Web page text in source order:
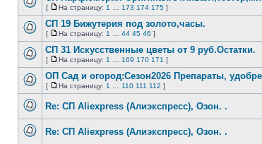
Нет
непрочитанных
сообщений
[
На
страницу
На страницу: 1 173 174 175 ]
Нет
непрочитанных
сообщений
СП 19 Бижутерия под золото,часы.
[
На
страницу
На страницу: 1 44 45 46 ]
Нет
непрочитанных
сообщений
СП 31 Искусственные цветы от 9 руб.Остатки.
[
На
страницу
На страницу: 1 169 170 171 ]
Нет
сообщений
ОП Сад и огород:Сезон2026 Препараты,
[
На
На страницу: 1 110 111 112 ]
сообщений
Re: СП Aliexpress (Алиэкспресс), Озон. .
Re: СП Aliexpress (Алиэкспресс), Озон. .